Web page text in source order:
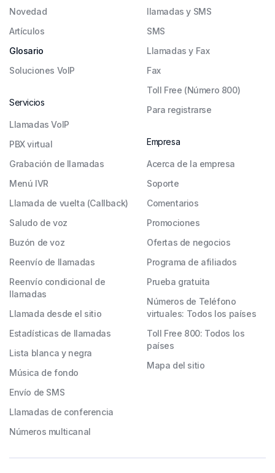
Novedad
Artículos
Glosario
Soluciones VoIP
Servicios
Llamadas VoIP
PBX virtual
Grabación de llamadas
Menú IVR
Llamada de vuelta (Callback)
Saludo de voz
Buzón de voz
Reenvío de llamadas
Reenvío condicional de
llamadas
Llamada desde el sitio
Estadísticas de llamadas
Lista blanca y negra
Música de fondo
Envío de SMS
Llamadas de conferencia
Números multicanal
llamadas y SMS
SMS
Llamadas y Fax
Fax
Toll Free (Número 800)
Para registrarse
Empresa
Acerca de la empresa
Soporte
Comentarios
Promociones
Ofertas de negocios
Programa de afiliados
Prueba gratuita
Números de Teléfono
virtuales: Todos los países
Toll Free 800: Todos los
países
Mapa del sitio